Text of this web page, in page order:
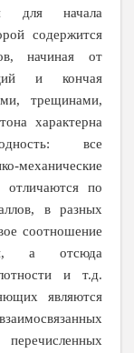
для начала
содержится
начиная от
и кончая
трещинами,
характерна
все
механические
отличаются по
в разных
соотношение
а отсюда
и т.д.
являются